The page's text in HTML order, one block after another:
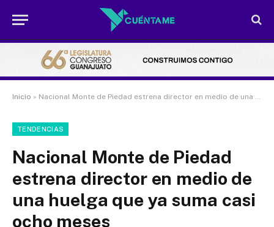
Inicio » Nacional Monte de Piedad estrena director en medio de una huelga que ya suma casi ocho meses
TENDENCIAS
Nacional Monte de Piedad
estrena director en medio de
una huelga que ya suma casi
ocho meses